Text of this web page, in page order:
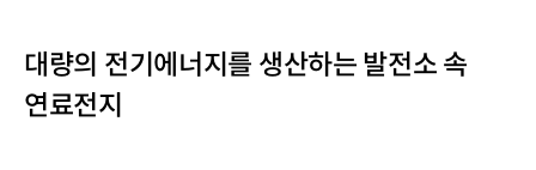
대량의 전기에너지를 생산하는 발전소 속
연료전지